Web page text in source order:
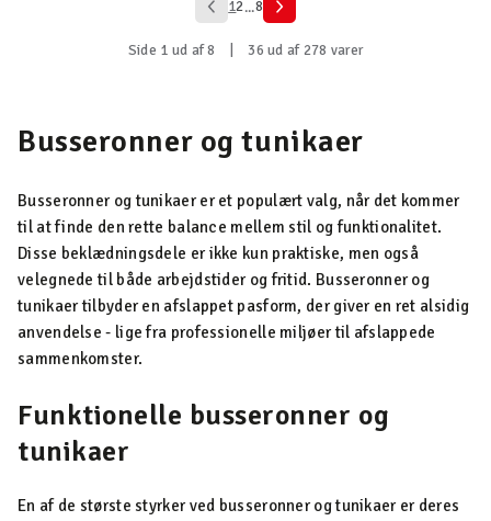
12...8
Side 1 ud af 8 36 ud af 278 varer
Busseronner og tunikaer
Busseronner og tunikaer er et populært valg, når det kommer
til at finde den rette balance mellem stil og funktionalitet.
Disse beklædningsdele er ikke kun praktiske, men også
velegnede til både arbejdstider og fritid. Busseronner og
tunikaer tilbyder en afslappet pasform, der giver en ret alsidig
anvendelse - lige fra professionelle miljøer til afslappede
sammenkomster.
Funktionelle busseronner og
tunikaer
En af de største styrker ved busseronner og tunikaer er deres